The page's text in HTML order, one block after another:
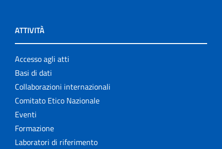
ATTIVITÀ
Accesso agli atti
Basi di dati
Collaborazioni internazionali
Comitato Etico Nazionale
Eventi
Formazione
Laboratori di riferimento